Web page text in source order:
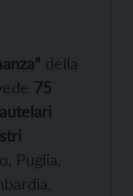
della
75
Puglia,